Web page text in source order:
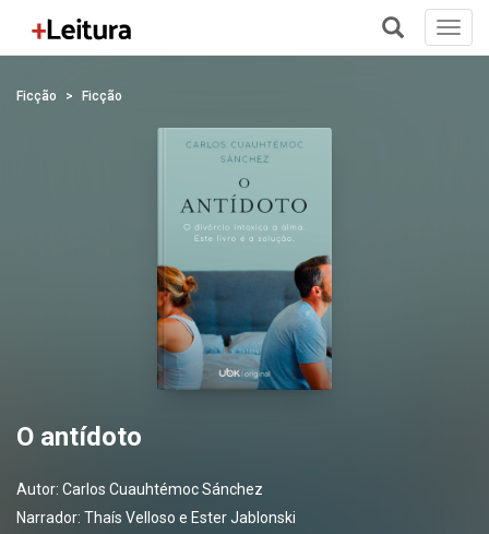
Ficção Ficção
O antídoto
Autor: Carlos Cuauhtémoc Sánchez
Narrador: Thaís Velloso e Ester Jablonski